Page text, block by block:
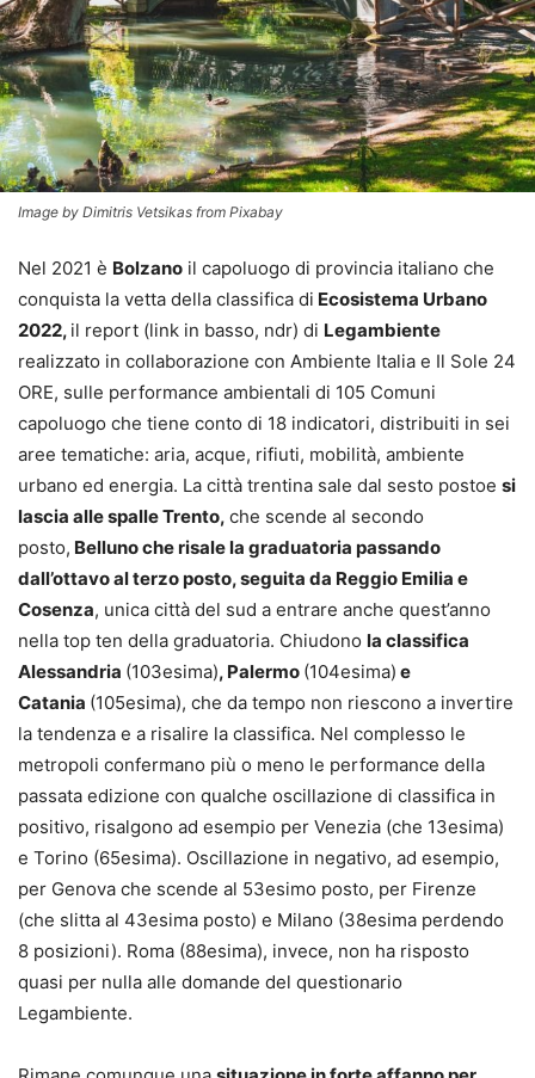
Image by Dimitris Vetsikas from Pixabay
Nel 2021 è Bolzano il capoluogo di provincia italiano che
conquista la vetta della classifica di Ecosistema Urbano
2022, il report (link in basso, ndr) di Legambiente
realizzato in collaborazione con Ambiente Italia e Il Sole 24
ORE, sulle performance ambientali di 105 Comuni
capoluogo che tiene conto di 18 indicatori, distribuiti in sei
aree tematiche: aria, acque, rifiuti, mobilità, ambiente
urbano ed energia. La città trentina sale dal sesto postoe si
lascia alle spalle Trento, che scende al secondo
posto, Belluno che risale la graduatoria passando
dall’ottavo al terzo posto, seguita da Reggio Emilia e
Cosenza, unica città del sud a entrare anche quest’anno
nella top ten della graduatoria. Chiudono la classifica
Alessandria (103esima), Palermo (104esima) e
Catania (105esima), che da tempo non riescono a invertire
la tendenza e a risalire la classifica. Nel complesso le
metropoli confermano più o meno le performance della
passata edizione con qualche oscillazione di classifica in
positivo, risalgono ad esempio per Venezia (che 13esima)
e Torino (65esima). Oscillazione in negativo, ad esempio,
per Genova che scende al 53esimo posto, per Firenze
(che slitta al 43esima posto) e Milano (38esima perdendo
8 posizioni). Roma (88esima), invece, non ha risposto
quasi per nulla alle domande del questionario
Legambiente.